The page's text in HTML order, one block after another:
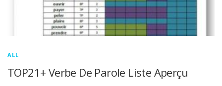
ALL
TOP21+ Verbe De Parole Liste Aperçu